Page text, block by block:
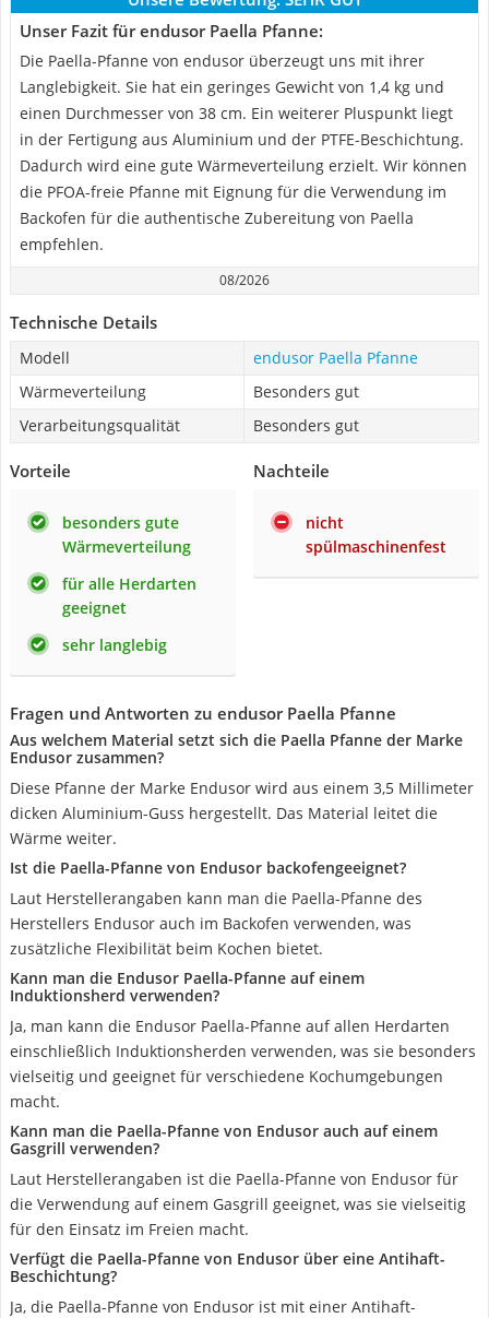
Unser Fazit für endusor Paella Pfanne:
Die Paella-Pfanne von endusor überzeugt uns mit ihrer
Langlebigkeit. Sie hat ein geringes Gewicht von 1,4 kg und
einen Durchmesser von 38 cm. Ein weiterer Pluspunkt liegt
in der Fertigung aus Aluminium und der PTFE-Beschichtung.
Dadurch wird eine gute Wärmeverteilung erzielt. Wir können
die PFOA-freie Pfanne mit Eignung für die Verwendung im
Backofen für die authentische Zubereitung von Paella
empfehlen.
08/2026
Technische Details
Modell
endusor Paella Pfanne
Wärmeverteilung
Besonders gut
Verarbeitungsqualität
Besonders gut
Vorteile
besonders gute
Wärmeverteilung
für alle Herdarten
geeignet
sehr langlebig
Nachteile
nicht
spülmaschinenfest
Fragen und Antworten zu endusor Paella Pfanne
Aus welchem Material setzt sich die Paella Pfanne der Marke
Endusor zusammen?
Diese Pfanne der Marke Endusor wird aus einem 3,5 Millimeter
dicken Aluminium-Guss hergestellt. Das Material leitet die
Wärme weiter.
Ist die Paella-Pfanne von Endusor backofengeeignet?
Laut Herstellerangaben kann man die Paella-Pfanne des
Herstellers Endusor auch im Backofen verwenden, was
zusätzliche Flexibilität beim Kochen bietet.
Kann man die Endusor Paella-Pfanne auf einem
Induktionsherd verwenden?
Ja, man kann die Endusor Paella-Pfanne auf allen Herdarten
einschließlich Induktionsherden verwenden, was sie besonders
vielseitig und geeignet für verschiedene Kochumgebungen
macht.
Kann man die Paella-Pfanne von Endusor auch auf einem
Gasgrill verwenden?
Laut Herstellerangaben ist die Paella-Pfanne von Endusor für
die Verwendung auf einem Gasgrill geeignet, was sie vielseitig
für den Einsatz im Freien macht.
Verfügt die Paella-Pfanne von Endusor über eine Antihaft-
Beschichtung?
Ja, die Paella-Pfanne von Endusor ist mit einer Antihaft-